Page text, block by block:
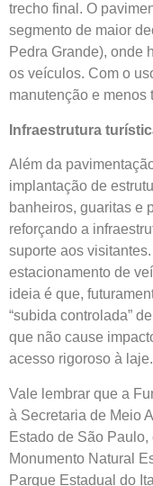
trecho final. O
segmento de maior
Pedra Grande), onde
os veículos. Com o
manutenção e menos
Infraestrutura
Além da
implantação de
banheiros, guaritas e
reforçando a
suporte aos
estacionamento de
ideia é que,
“subida controlada”
que não cause
acesso rigoroso à laje.
Vale lembrar que a
à Secretaria de Meio
Estado de São
Monumento Natural
Parque Estadual do